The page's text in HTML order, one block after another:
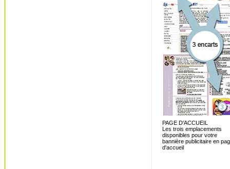
PAGE D'ACCUEIL
Les trois emplacements
disponibles pour votre
bannière publicitaire en
d'accueil